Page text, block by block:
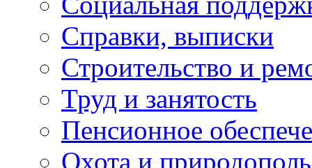
Справки, выписки
Строительство и
Труд и занятость
Пенсионное
Охота и